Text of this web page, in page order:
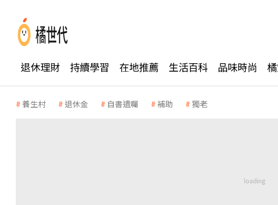
退休理財 持續學習 在地推薦 生活百科 品味時尚
養生村 退休金 自書遺囑 補助 獨老